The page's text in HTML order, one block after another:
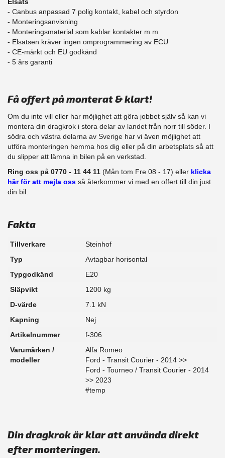
- Canbus anpassad 7 polig kontakt, kabel och styrdon
- Monteringsanvisning
- Monteringsmaterial som kablar kontakter m.m
- Elsatsen kräver ingen omprogrammering av ECU
- CE-märkt och EU godkänd
​- 5 års garanti
Få offert på monterat & klart!
Om du inte vill eller har möjlighet att göra jobbet själv så kan vi
montera din dragkrok i stora delar av landet från norr till söder. I
södra och västra delarna av Sverige har vi även möjlighet att
​utföra monteringen hemma hos dig eller på din arbetsplats så att
du slipper att lämna in bilen på en verkstad.
Ring oss på 0770 - 11 44 11 (Mån tom Fre 08 - 17) eller klicka
här för att mejla oss så återkommer vi med en offert till din just
din bil.
Fakta
Tillverkare
Steinhof
Typ
Avtagbar horisontal
Typgodkänd
E20
Släpvikt
1200 kg
D-värde
7.1 kN
Kapning
Nej
Artikelnummer
f-306
Varumärken /
modeller
Alfa Romeo
Ford - Transit Courier - 2014 >>
Ford - Tourneo / Transit Courier - 2014
>> 2023
#temp
Din dragkrok är klar att använda direkt
efter monteringen.